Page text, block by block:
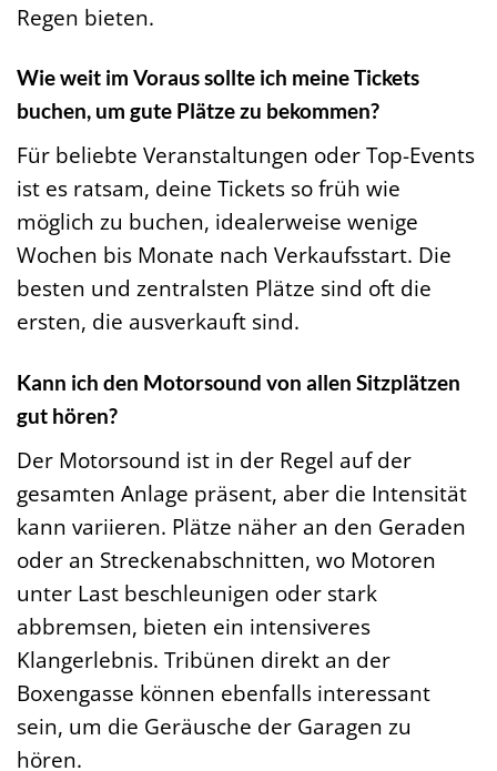
Regen bieten.
Wie weit im Voraus sollte ich meine Tickets
buchen, um gute Plätze zu bekommen?
Für beliebte Veranstaltungen oder Top-Events
ist es ratsam, deine Tickets so früh wie
möglich zu buchen, idealerweise wenige
Wochen bis Monate nach Verkaufsstart. Die
besten und zentralsten Plätze sind oft die
ersten, die ausverkauft sind.
Kann ich den Motorsound von allen Sitzplätzen
gut hören?
Der Motorsound ist in der Regel auf der
gesamten Anlage präsent, aber die Intensität
kann variieren. Plätze näher an den Geraden
oder an Streckenabschnitten, wo Motoren
unter Last beschleunigen oder stark
abbremsen, bieten ein intensiveres
Klangerlebnis. Tribünen direkt an der
Boxengasse können ebenfalls interessant
sein, um die Geräusche der Garagen zu
hören.